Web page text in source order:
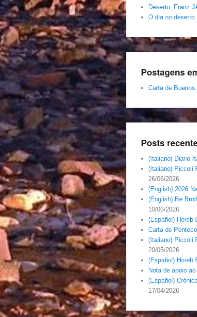
Deserto, Franz
O dia no deserto
Postagens
Carta de
Posts
(Italiano) Diario
(Italiano) Piccoli
26/06/2026
(English) 2026
(English) Be
10/06/2026
(Español) Horeb
Carta de
(Italiano) Piccoli
20/05/2026
(Español) Horeb
Nota de apoio
(Español)
17/04/2026